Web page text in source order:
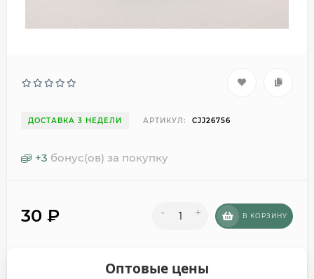
ДОСТАВКА 3 НЕДЕЛИ АРТИКУЛ: CJJ26756
+3 бонус(ов) за покупку
30 ₽ - + В КОРЗИНУ
Оптовые цены